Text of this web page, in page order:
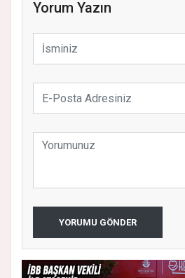
Yorum Yazın
YORUMU GÖNDER